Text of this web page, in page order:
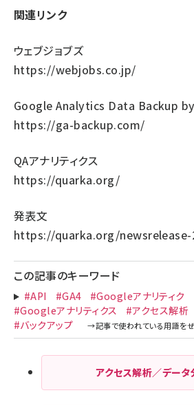
関連リンク
ウェブジョブズ
https://webjobs.co.jp/
Google Analytics Data Backup
https://ga-backup.com/
QAアナリティクス
https://quarka.org/
発表文
https://quarka.org/newsrelease-
この記事のキーワード
#API #GA4
#Googleアナリティク
#Googleアナリティクス
#アクセス解析
#バックアップ
アクセス解析／データ